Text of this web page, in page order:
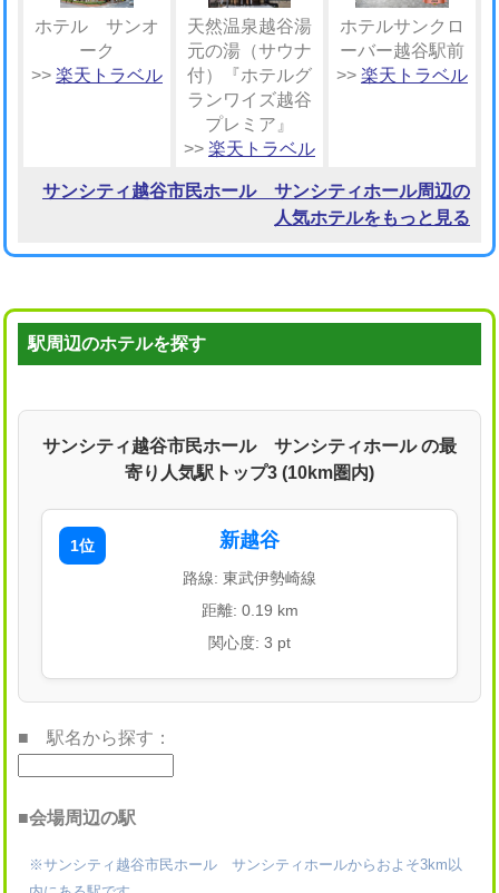
ホテル サンオ
ーク
>> 楽天トラベル
天然温泉越谷湯
元の湯（サウナ
付）『ホテルグ
ランワイズ越谷
プレミア』
>> 楽天トラベル
ホテルサンクロ
ーバー越谷駅前
>> 楽天トラベル
サンシティ越谷市民ホール サンシティホール周辺の
人気ホテルをもっと見る
駅周辺のホテルを探す
サンシティ越谷市民ホール サンシティホール の最
寄り人気駅トップ3 (10km圏内)
1位 新越谷
路線: 東武伊勢崎線
距離: 0.19 km
関心度: 3 pt
■ 駅名から探す：
■会場周辺の駅
※サンシティ越谷市民ホール サンシティホールからおよそ3km以